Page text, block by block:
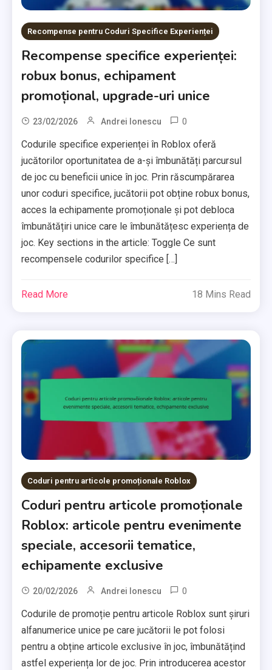
Recompense pentru Coduri Specifice Experienței
Recompense specifice experienței:
robux bonus, echipament
promoțional, upgrade-uri unice
23/02/2026 Andrei Ionescu 0
Codurile specifice experienței în Roblox oferă
jucătorilor oportunitatea de a-și îmbunătăți parcursul
de joc cu beneficii unice în joc. Prin răscumpărarea
unor coduri specifice, jucătorii pot obține robux bonus,
acces la echipamente promoționale și pot debloca
îmbunătățiri unice care le îmbunătățesc experiența de
joc. Key sections in the article: Toggle Ce sunt
recompensele codurilor specifice […]
Read More 18 Mins Read
Coduri pentru articole promoționale Roblox
Coduri pentru articole promoționale
Roblox: articole pentru evenimente
speciale, accesorii tematice,
echipamente exclusive
20/02/2026 Andrei Ionescu 0
Codurile de promoție pentru articole Roblox sunt șiruri
alfanumerice unice pe care jucătorii le pot folosi
pentru a obține articole exclusive în joc, îmbunătățind
astfel experiența lor de joc. Prin introducerea acestor